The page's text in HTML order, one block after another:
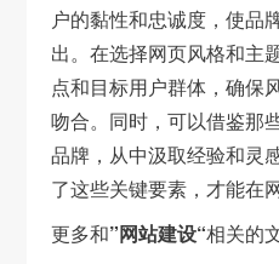
户的黏性和忠诚度，使品
出。在选择网页风格和主
点和目标用户群体，确保
吻合。同时，可以借鉴那
品牌，从中汲取经验和灵
了这些关键要素，才能在
更多和”网站建设“相关的